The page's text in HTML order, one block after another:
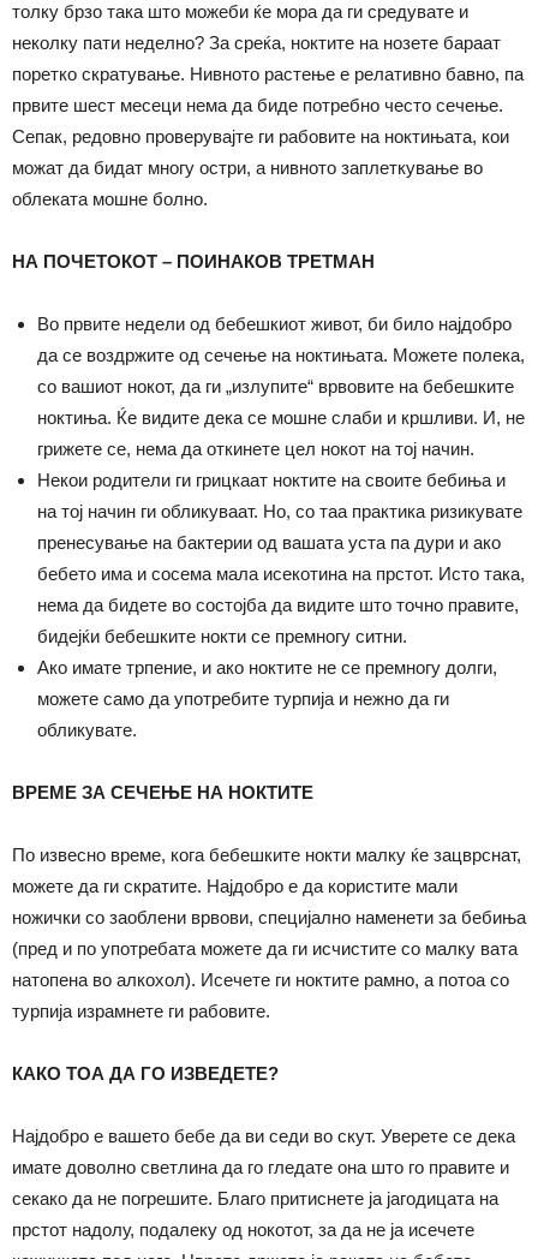
толку брзо така што можеби ќе мора да ги средувате и
неколку пати неделно? За среќа, ноктите на нозете бараат
поретко скратување. Нивното растење е релативно бавно, па
првите шест месеци нема да биде потребно често сечење.
Сепак, редовно проверувајте ги рабовите на ноктињата, кои
можат да бидат многу остри, а нивното заплеткување во
облеката мошне болно.
НА ПОЧЕТОКОТ – ПОИНАКОВ ТРЕТМАН
Во првите недели од бебешкиот живот, би било најдобро
да се воздржите од сечење на ноктињата. Можете полека,
со вашиот нокот, да ги „излупите“ врвовите на бебешките
ноктиња. Ќе видите дека се мошне слаби и кршливи. И, не
грижете се, нема да откинете цел нокот на тој начин.
Некои родители ги грицкаат ноктите на своите бебиња и
на тој начин ги обликуваат. Но, со таа практика ризикувате
пренесување на бактерии од вашата уста па дури и ако
бебето има и сосема мала исекотина на прстот. Исто така,
нема да бидете во состојба да видите што точно правите,
бидејќи бебешките нокти се премногу ситни.
Ако имате трпение, и ако ноктите не се премногу долги,
можете само да употребите турпија и нежно да ги
обликувате.
ВРЕМЕ ЗА СЕЧЕЊЕ НА НОКТИТЕ
По извесно време, кога бебешките нокти малку ќе зацврснат,
можете да ги скратите. Најдобро е да користите мали
ножички со заоблени врвови, специјално наменети за бебиња
(пред и по употребата можете да ги исчистите со малку вата
натопена во алкохол). Исечете ги ноктите рамно, а потоа со
турпија израмнете ги рабовите.
КАКО ТОА ДА ГО ИЗВЕДЕТЕ?
Најдобро е вашето бебе да ви седи во скут. Уверете се дека
имате доволно светлина да го гледате она што го правите и
секако да не погрешите. Благо притиснете ја јагодицата на
прстот надолу, подалеку од нокотот, за да не ја исечете